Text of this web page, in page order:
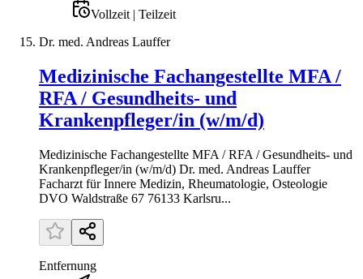
Vollzeit | Teilzeit
Dr. med. Andreas Lauffer
Medizinische Fachangestellte MFA /
RFA / Gesundheits- und
Krankenpfleger/in (w/m/d)
Medizinische Fachangestellte MFA / RFA / Gesundheits- und
Krankenpfleger/in (w/m/d) Dr. med. Andreas Lauffer
Facharzt für Innere Medizin, Rheumatologie, Osteologie
DVO Waldstraße 67 76133 Karlsru...
Entfernung